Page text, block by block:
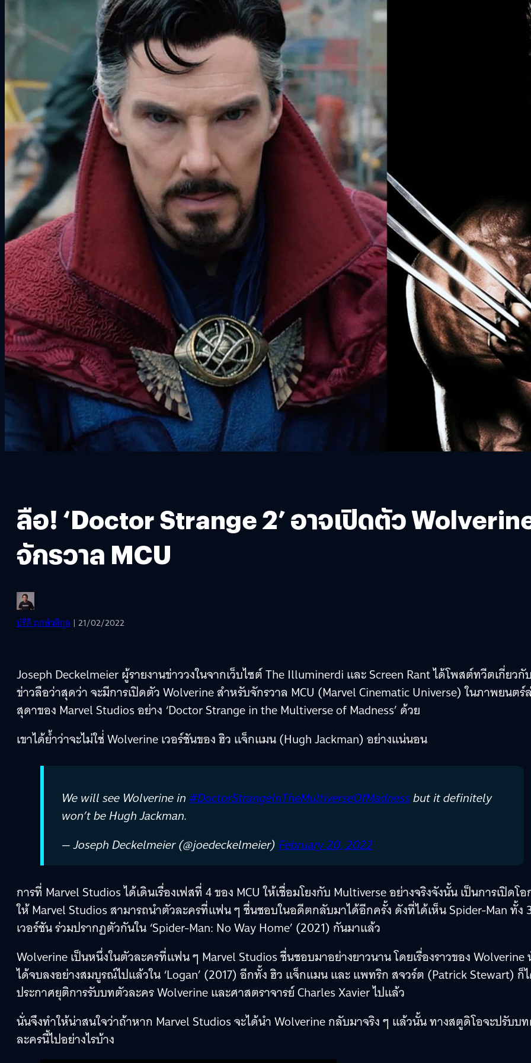
ลือ! ‘Doctor Strange 2’ อาจเปิดตัว
จักรวาล MCU
ปรีดี ฤกษ์วลีกุล | 21/02/2022
Joseph Deckelmeier ผู้รายงานข่าววงในจากเว็บไซต์ The Illuminerdi และ Screen Rant ได้โพสต์ทวีตเกี่ยวกั
ข่าวลือว่าสุดว่า จะมีการเปิดตัว Wolverine สำหรับจักรวาล MCU (Marvel Cinematic Universe) ในภาพยนตร์
สุดาของ Marvel Studios อย่าง ‘Doctor Strange in the Multiverse of Madness’ ด้วย
เขาได้ย้ำว่าจะไม่ใช่่ Wolverine เวอร์ชันของ ฮิว แจ็กแมน (Hugh Jackman) อย่างแน่นอน
We will see Wolverine in#DoctorStrangeInTheMultiverseOfMadnessbut it definitely
won’t be Hugh Jackman.
— Joseph Deckelmeier (@joedeckelmeier)February 20, 2022
การที่ Marvel Studios ได้เดินเรื่องเฟสที่ 4 ของ MCU ให้เชื่อมโยงกับ Multiverse อย่างจริงจังนั้น เป็นการเปิดโ
ให้ Marvel Studios สามารถนำตัวละครที่แฟน ๆ ชื่นชอบในอดีตกลับมาได้อีกครั้ง ดังที่ได้เห็น Spider-Man ทั้ง
เวอร์ชัน ร่วมปรากฏตัวกันใน ‘Spider-Man: No Way Home’ (2021) กันมาแล้ว
Wolverine เป็นหนึ่งในตัวละครที่แฟน ๆ Marvel Studios ชื่นชอบมาอย่างยาวนาน โดยเรื่องราวของ Wolverine
ได้จบลงอย่างสมบูรณ์ไปแล้วใน ‘Logan’ (2017) อีกทั้ง ฮิว แจ็กแมน และ แพทริก สจวร์ต (Patrick Stewart) ก็
ประกาศยุติการรับบทตัวละคร Wolverine และศาสตราจารย์ Charles Xavier ไปแล้ว
นั่นจึงทำให้น่าสนใจว่าถ้าหาก Marvel Studios จะได้นำ Wolverine กลับมาจริง ๆ แล้วนั้น ทางสตูดิโอจะปรับบ
ละครนี้ไปอย่างไรบ้าง